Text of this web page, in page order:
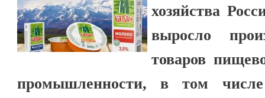
хозяйства
выросло
товаров
промышленности, в том